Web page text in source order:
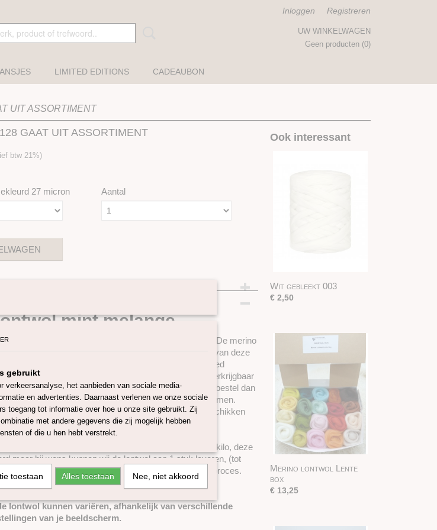
Inloggen Registreren
UW WINKELWAGEN
Geen producten (0)
LIMITED EDITIONS CADEAUBON
UIT ASSORTIMENT
GAAT UIT ASSORTIMENT
btw 21%)
27 micron Aantal
mint melange
lontwol komt/wordt vervaardigd en geverfd in Europa. De merino
en heeft een micron van ongeveer 27, de vezellengte van deze
is 55-65 mm. Met deze wol kan je onder andere heel goed
spinnen of weven. De 27 micron merino lontwol is verkrijgbaar
kleuren. Wanneer je een groot project wilt maken bestel dan
kleurverschil van verschillende verfbaden te voorkomen.
worden gebruikt voor het verven van deze lontwol beschikken
en veiligheidscertificaten conform EU-richtlijnen.
in 50 gram, 100 gram 250 gram, 500 gram en 1 kilo, deze
maar bij wens kunnen wij de lontwol aan 1 stuk leveren, (tot
je kunt dit aangeven bij opmerkingen tijdens het bestelproces.
een lengte van 40 meter. (1 meter is +/- 25 gram)
lontwol kunnen variëren, afhankelijk van verschillende
van je beeldscherm.
Ook interessant
Wit gebleekt 003
€ 2,50
Merino lontwol Lente
box
€ 13,25
gebruikt
verkeersanalyse, het aanbieden van sociale media-
en advertenties. Daarnaast verlenen we onze sociale
toegang tot informatie over hoe u onze site gebruikt. Zij
met andere gegevens die zij mogelijk hebben
of die u hen hebt verstrekt.
toestaan Alles toestaan Nee, niet akkoord